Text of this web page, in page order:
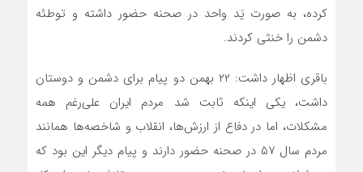
کرده، به صورت یَد واحد در صحنه حضور داشته و توطئه
دشمن را خنثی کردند.
باقری اظهار داشت: ۲۲ بهمن دو پیام برای دشمن و دوستان
داشت، یکی اینکه ثابت شد مردم ایران علی‌رغم همه
مشکلات، اما در دفاع از ارزش‌ها، انقلاب و شاخصه‌ها همانند
مردم سال ۵۷ در صحنه حضور دارند و پیام دیگر این بود که